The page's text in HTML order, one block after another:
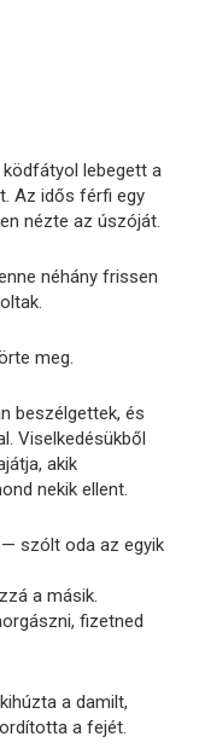
lebegett a
Az idős férfi egy
nézte az úszóját.
néhány frissen
meg.
beszélgettek, és
Viselkedésükből
akik
nekik ellent.
szólt oda az egyik
a másik.
fizetned
a damilt,
a fejét.